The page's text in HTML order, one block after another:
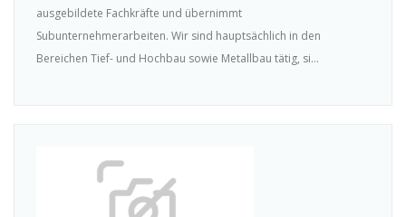
ausgebildete Fachkräfte und übernimmt
Subunternehmerarbeiten. Wir sind hauptsächlich in den
Bereichen Tief- und Hochbau sowie Metallbau tätig, si...